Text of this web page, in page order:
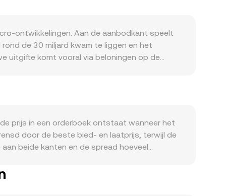
ontwikkelingen. Aan de aanbodkant speelt
de 30 miljard kwam te liggen en het
uitgifte komt vooral via beloningen op de
van de CRO/MXN notering beïnvloeden.
voor crypto‑diensten of beperkingen voor
marktfactoren
van opties kunnen flows concentreren, grote
prijs in een orderboek ontstaat wanneer het
door de beste bied- en laatprijs, terwijl de
beide kanten en de spread hoeveel
× Volume_i) / Σ Volume_i. Voor een